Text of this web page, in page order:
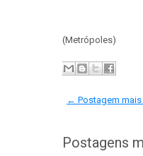
(Metrópoles)
← Postagem mais
Postagens